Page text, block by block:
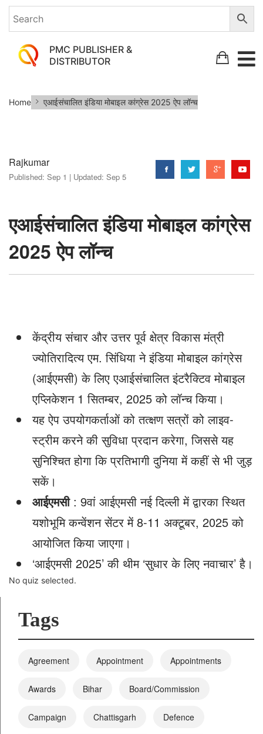
PMC PUBLISHER &
DISTRIBUTOR
एआई­
संचालित
कांग्रेस
2025
लॉन्च
Home एआई­संचालित इंडिया मोबाइल कांग्रेस 2025 ऐप लॉन्च
Rajkumar
Published: Sep 1 | Updated: Sep 5
एआई­संचालित इंडिया मोबाइल कांग्रेस
2025 ऐप लॉन्च
केंद्रीय संचार और उत्तर­ पूर्व क्षेत्र विकास मंत्री
ज्योतिरादित्य एम. सिंधिया ने इंडिया मोबाइल कांग्रेस
(आईएमसी) के लिए एआई­संचालित इंटरैक्टिव मोबाइल
एप्लिकेशन 1 सितम्बर, 2025 को लॉन्च किया।
यह ऐप उपयोगकर्ताओं को तत्क्षण सत्रों को लाइव­
स्ट्रीम करने की सुविधा प्रदान करेगा, जिससे यह
सुनिश्चित होगा कि प्रतिभागी दुनिया में कहीं से भी जुड़
सकें।
आईएमसी: 9वां आईएमसी नई दिल्ली में द्वारका स्थित
यशोभूमि कन्वेंशन सेंटर में 8-­11 अक्टूबर, 2025 को
आयोजित किया जाएगा।
‘आईएमसी 2025’ की थीम ‘सुधार के लिए नवाचार’ है।
No quiz selected.
Tags
Agreement Appointment Appointments
Awards Bihar Board/Commission
Campaign Chattisgarh Defence